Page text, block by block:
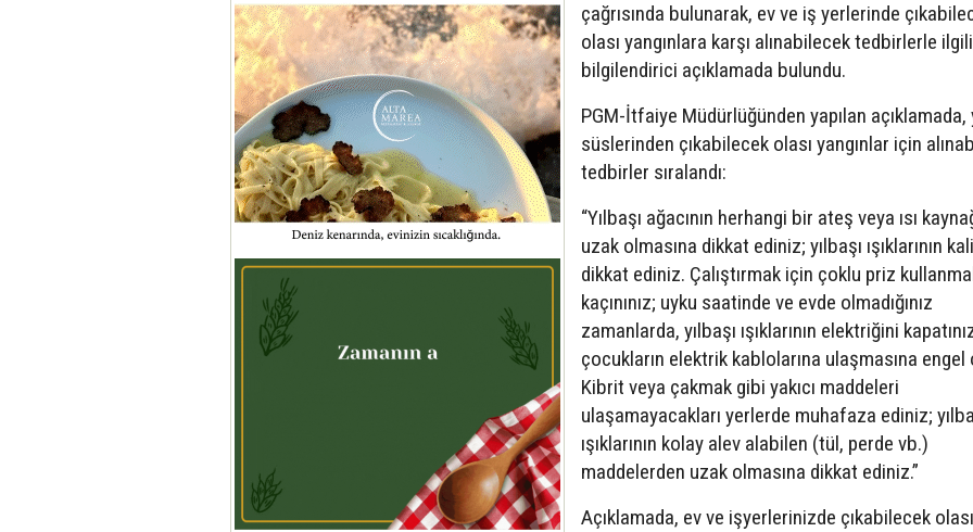
çağrısında bulunarak, ev ve iş yerlerinde
olası yangınlara karşı alınabilecek tedbirlerle
bilgilendirici açıklamada bulundu.
PGM-İtfaiye Müdürlüğünden yapılan açıklamada,
süslerinden çıkabilecek olası yangınlar için
tedbirler sıralandı:
“Yılbaşı ağacının herhangi bir ateş veya ısı
uzak olmasına dikkat ediniz; yılbaşı ışıklarının
dikkat ediniz. Çalıştırmak için çoklu priz
kaçınınız; uyku saatinde ve evde olmadığınız
zamanlarda, yılbaşı ışıklarının elektriğini
çocukların elektrik kablolarına ulaşmasına engel
Kibrit veya çakmak gibi yakıcı maddeleri
ulaşamayacakları yerlerde muhafaza ediniz;
ışıklarının kolay alev alabilen (tül, perde vb.)
maddelerden uzak olmasına dikkat ediniz.”
Açıklamada, ev ve işyerlerinizde çıkabilecek olası